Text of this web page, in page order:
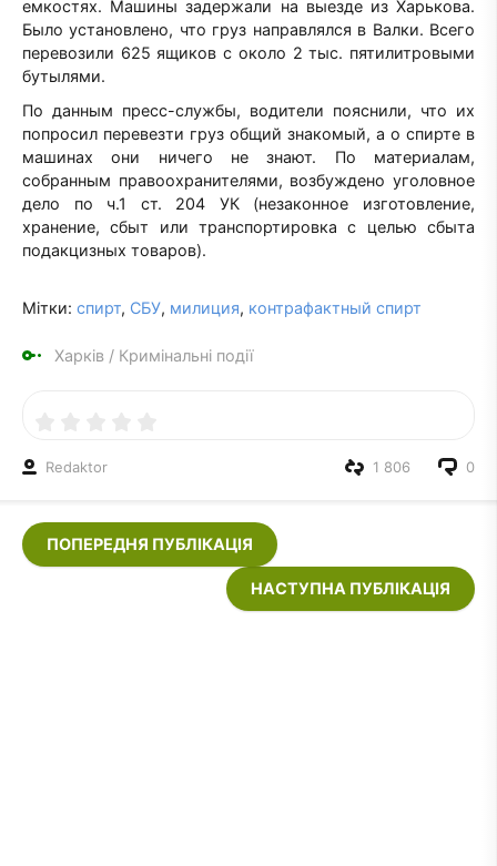
емкостях. Машины задержали на выезде из Харькова.
Было установлено, что груз направлялся в Валки. Всего
перевозили 625 ящиков с около 2 тыс. пятилитровыми
бутылями.
По данным пресс-службы, водители пояснили, что их
попросил перевезти груз общий знакомый, а о спирте в
машинах они ничего не знают. По материалам,
собранным правоохранителями, возбуждено уголовное
дело по ч.1 ст. 204 УК (незаконное изготовление,
хранение, сбыт или транспортировка с целью сбыта
подакцизных товаров).
Мітки: спирт, СБУ, милиция, контрафактный спирт
Харків / Кримінальні події
Redaktor 0
1 806
ПОПЕРЕДНЯ ПУБЛІКАЦІЯ
НАСТУПНА ПУБЛІКАЦІЯ